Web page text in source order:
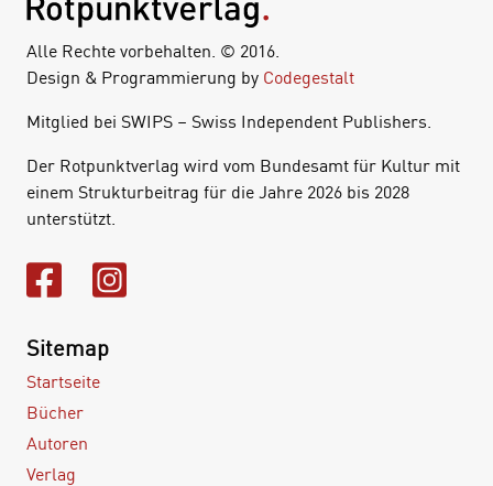
Alle Rechte vorbehalten. © 2016.
Design & Programmierung by Codegestalt
Mitglied bei SWIPS – Swiss Independent Publishers.
Der Rotpunktverlag wird vom Bundesamt für Kultur mit
einem Strukturbeitrag für die Jahre 2026 bis 2028
unterstützt.
Sitemap
Startseite
Bücher
Autoren
Verlag